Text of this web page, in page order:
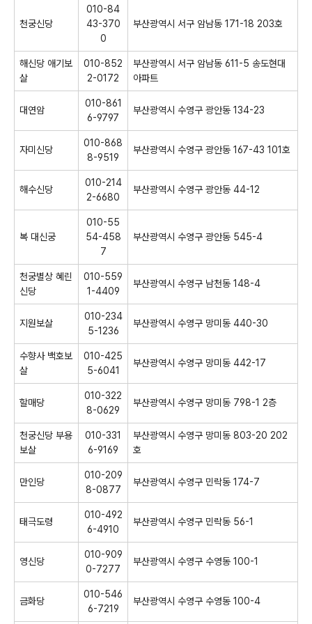
천궁신당
010-84
43-370
0
부산광역시 서구 암남동 171-18 203호
해신당 애기보
살
010-852
2-0172
부산광역시 서구 암남동 611-5 송도현대
아파트
대연암
010-861
6-9797
부산광역시 수영구 광안동 134-23
자미신당
010-868
8-9519
부산광역시 수영구 광안동 167-43 101호
해수신당
010-214
2-6680
부산광역시 수영구 광안동 44-12
복 대신궁
010-55
54-458
7
부산광역시 수영구 광안동 545-4
천궁별상 혜린
신당
010-559
1-4409
부산광역시 수영구 남천동 148-4
지원보살
010-234
5-1236
부산광역시 수영구 망미동 440-30
수향사 백호보
살
010-425
5-6041
부산광역시 수영구 망미동 442-17
할매당
010-322
8-0629
부산광역시 수영구 망미동 798-1 2층
천궁신당 부용
보살
010-331
6-9169
부산광역시 수영구 망미동 803-20 202
호
만인당
010-209
8-0877
부산광역시 수영구 민락동 174-7
태극도령
010-492
6-4910
부산광역시 수영구 민락동 56-1
영신당
010-909
0-7277
부산광역시 수영구 수영동 100-1
금화당
010-546
6-7219
부산광역시 수영구 수영동 100-4